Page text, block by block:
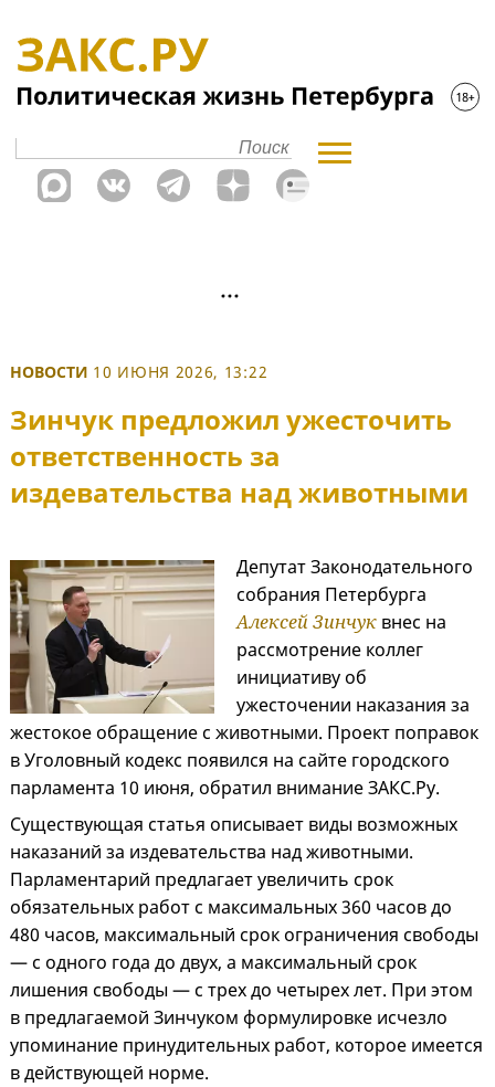
НОВОСТИ 10 ИЮНЯ 2026, 13:22
Зинчук предложил ужесточить
ответственность за
издевательства над животными
Депутат Законодательного
собрания Петербурга
Алексей Зинчуквнес на
рассмотрение коллег
инициативу об
ужесточении наказания за
жестокое обращение с животными. Проект поправок
в Уголовный кодекс появился на сайте городского
парламента 10 июня, обратил внимание ЗАКС.Ру.
Существующая статья описывает виды возможных
наказаний за издевательства над животными.
Парламентарий предлагает увеличить срок
обязательных работ с максимальных 360 часов до
480 часов, максимальный срок ограничения свободы
— с одного года до двух, а максимальный срок
лишения свободы — с трех до четырех лет. При этом
в предлагаемой Зинчуком формулировке исчезло
упоминание принудительных работ, которое имеется
в действующей норме.